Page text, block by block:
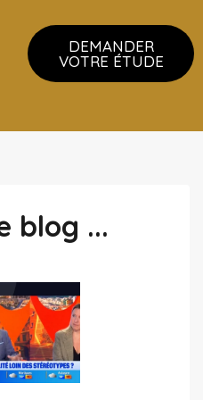
DEMANDER
VOTRE ÉTUDE
blog ...